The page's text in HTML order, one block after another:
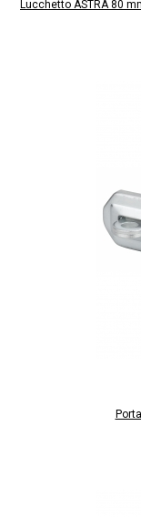
Lucchetto ASTRA 80